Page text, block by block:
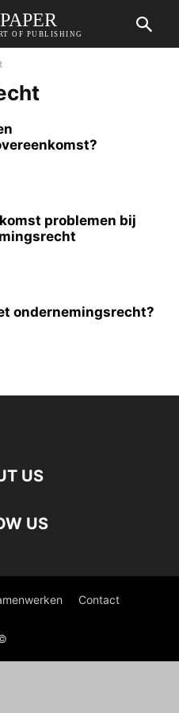
OF PUBLISHING
problemen bij
ondernemingsrecht?
US
US
Contact